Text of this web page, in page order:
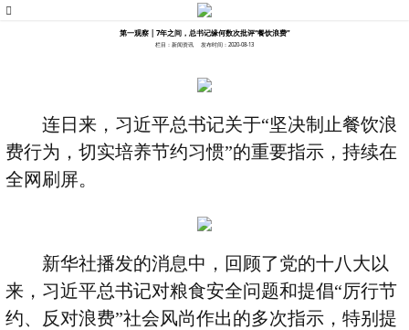
第一观察 | 7年之间，总书记缘何数次批评“餐饮浪费”
栏目：新闻资讯 发布时间：2020-08-13
连日来，习近平总书记关于“坚决制止餐饮浪
费行为，切实培养节约习惯”的重要指示，持续在
全网刷屏。
新华社播发的消息中，回顾了党的十八大以
来，习近平总书记对粮食安全问题和提倡“厉行节
约、反对浪费”社会风尚作出的多次指示，特别提